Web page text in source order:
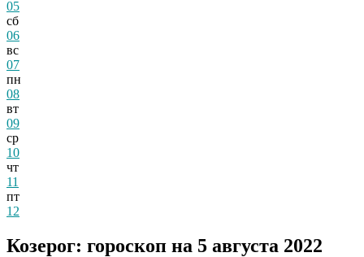
05
сб
06
вс
07
пн
08
вт
09
ср
10
чт
11
пт
12
Козерог: гороскоп на 5 августа 2022